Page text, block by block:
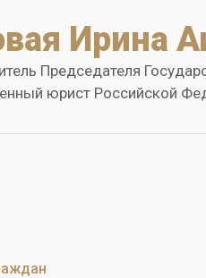
Ирина
Председателя
юрист Российской